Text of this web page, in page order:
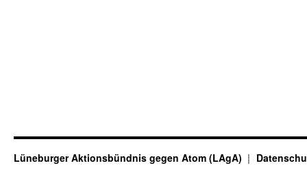
Lüneburger Aktionsbündnis gegen Atom (LAgA)